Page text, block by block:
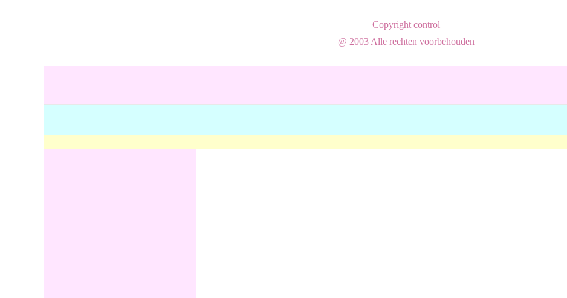
Copyright control
@ 2003 Alle rechten voorbehouden